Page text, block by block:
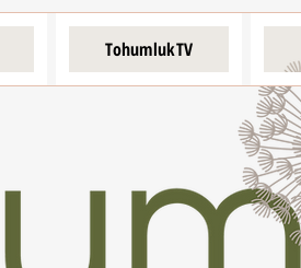
TohumlukTV